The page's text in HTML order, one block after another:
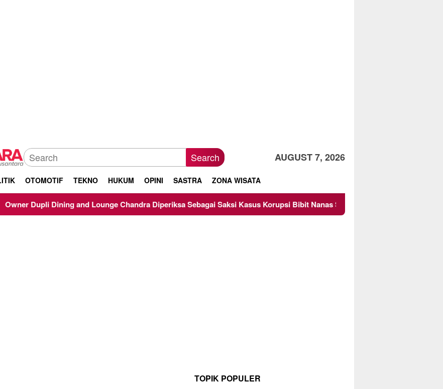
Search AUGUST 7, 2026
OTOMOTIF TEKNO HUKUM OPINI SASTRA ZONA WISATA
and Lounge Chandra Diperiksa Sebagai Saksi Kasus Korupsi Bibit Nanas Sulsel Rp 52,4 Miliar
TOPIK POPULER